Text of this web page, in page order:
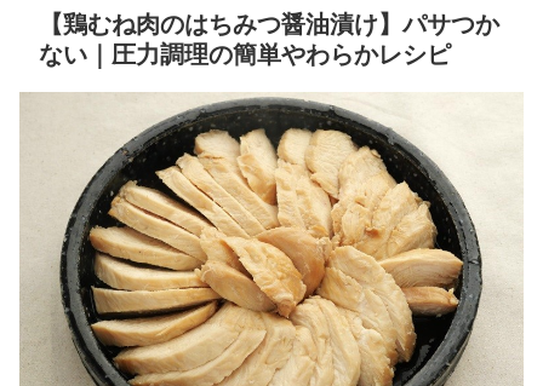
【鶏むね肉のはちみつ醤油漬け】パサつか
ない｜圧力調理の簡単やわらかレシピ